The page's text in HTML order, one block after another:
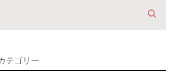
テゴリー